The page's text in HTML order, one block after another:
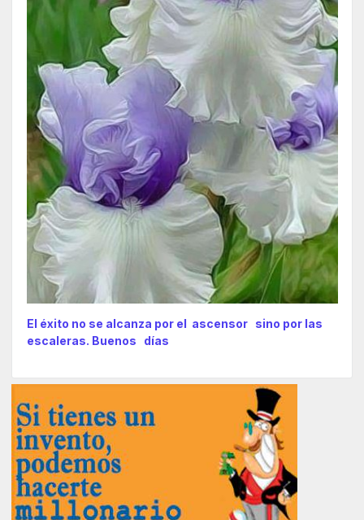
El éxito no se alcanza por el ascensor sino por las
escaleras. Buenos días